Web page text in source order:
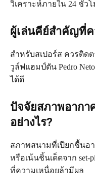
วิเคราะห์ภายใน 24 ชั่ว
ผู้เล่นคีย์สำคัญที่ค
สำหรับสเปอร์ส ควรติดต
วูล์ฟแฮมป์ตัน Pedro
ได้ดี
ปัจจัยสภาพอากา
อย่างไร?
สภาพสนามที่เปียกชื้นอ
หรือเน้นชิ้นเด็ดจาก set-
ที่ความเหนื่อยล้ามีผล